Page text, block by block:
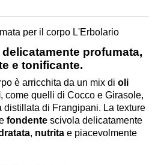
per il corpo L'Erbolario
profumata,
e tonificante.
è arricchita da un mix di oli
, come quelli di Cocco e Girasole,
distillata di Frangipani. La texture
fondente scivola delicatamente
, nutrita e piacevolmente